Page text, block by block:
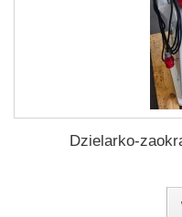
Dzielarko-